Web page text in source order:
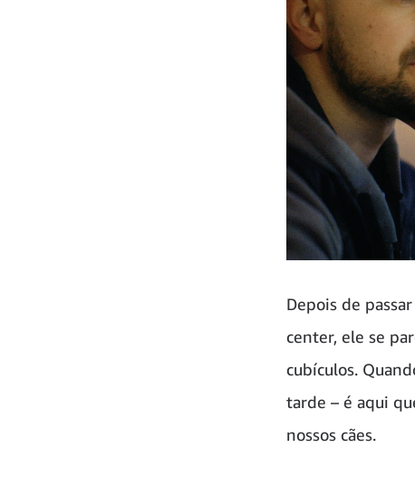
Depois de
center, ele se
cubículos.
tarde – é aqui
nossos cães.